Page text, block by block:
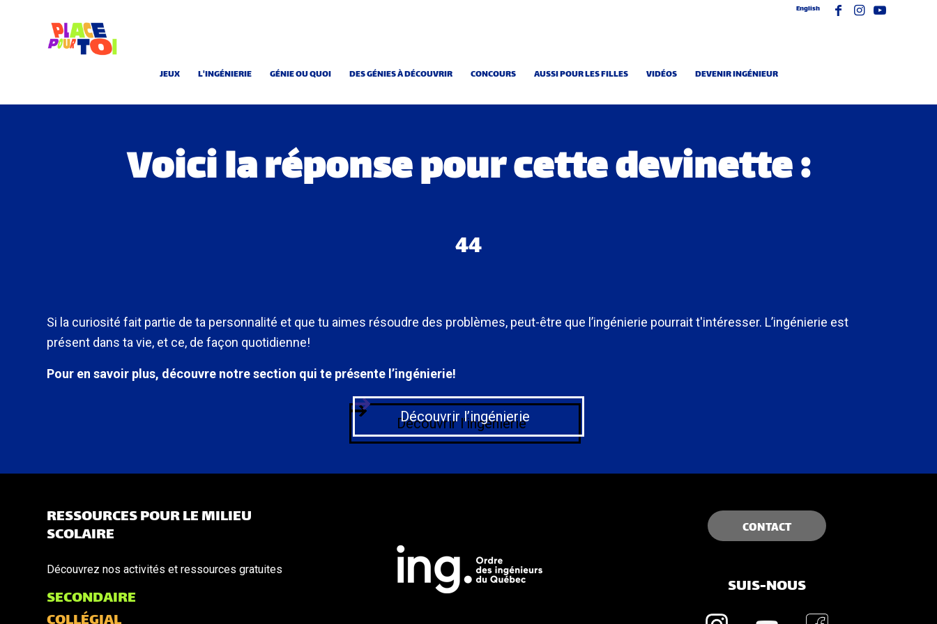
English
JEUX L'INGÉNIERIE GÉNIE OU QUOI DES GÉNIES À DÉCOUVRIR CONCOURS AUSSI POUR LES FILLES VIDÉOS DEVENIR INGÉNIEUR
Voici la réponse pour cette devinette :
44
Si la curiosité fait partie de ta personnalité et que tu aimes résoudre des problèmes, peut-être que l’ingénierie pourrait t'intéresser. L’ingénierie est
présent dans ta vie, et ce, de façon quotidienne!
Pour en savoir plus, découvre notre section qui te présente l’ingénierie!
Découvrir l’ingénierie
RESSOURCES POUR LE MILIEU
SCOLAIRE
Découvrez nos activités et ressources gratuites
SECONDAIRE
CONTACT
SUIS-NOUS